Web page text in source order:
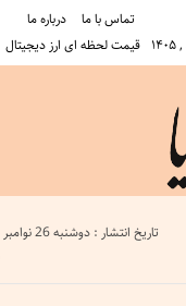
درباره ما
تماس با ما
قیمت لحظه ای ارز دیجیتال
تاریخ انتشار : دوشنبه 26 نوامبر 2018 - 21:32